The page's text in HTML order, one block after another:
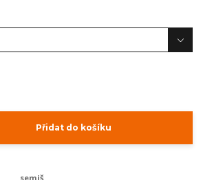
Přidat do košíku
semiš